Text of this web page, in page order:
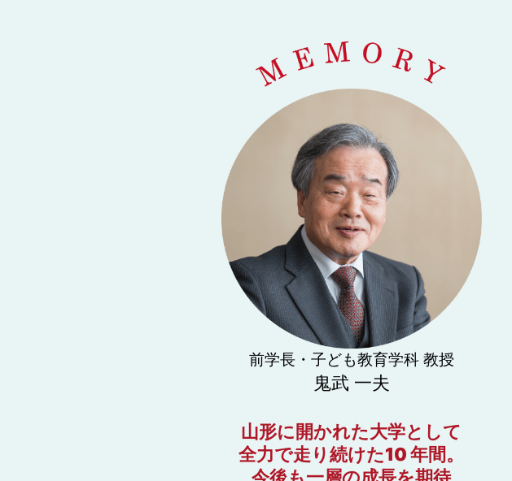
前学長・子ども教育学科 教授
鬼武 一夫
山形に開かれた大学として
全力で走り続けた10 年間。
今後も一層の成長を期待